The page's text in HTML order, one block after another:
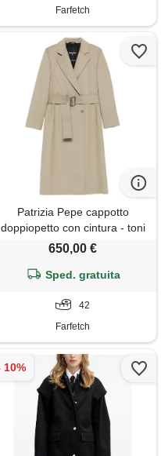
Farfetch
Patrizia Pepe cappotto
doppiopetto con cintura - toni
neutri
650,00 €
Sped. gratuita
42
Farfetch